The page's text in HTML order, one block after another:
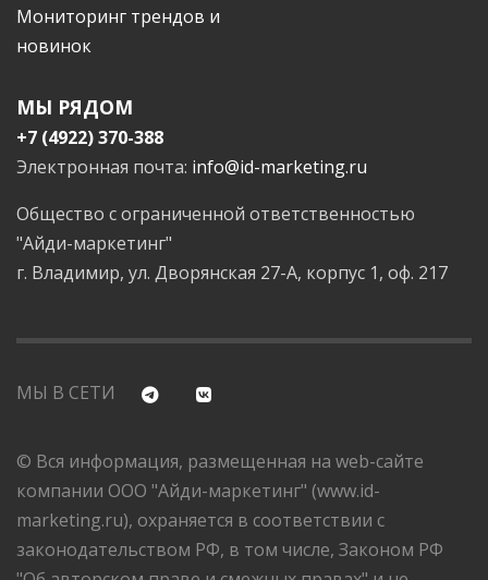
Мониторинг трендов и
новинок
МЫ РЯДОМ
+7 (4922) 370-388
Электронная почта: info@id-marketing.ru
Общество с ограниченной ответственностью
"Айди-маркетинг"
г. Владимир, ул. Дворянская 27-А, корпус 1, оф. 217
МЫ В СЕТИ
© Вся информация, размещенная на web-сайте
компании ООО "Айди-маркетинг" (www.id-
marketing.ru), охраняется в соответствии с
законодательством РФ, в том числе, Законом РФ